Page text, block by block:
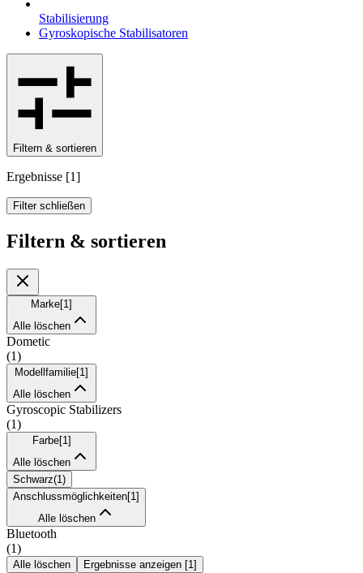
Stabilisierung
Gyroskopische Stabilisatoren
Filtern & sortieren
Ergebnisse [1]
Filter schließen
Filtern & sortieren
Marke[1 ]
Alle löschen
Dometic
(1)
Modellfamilie[1 ]
Alle löschen
Gyroscopic Stabilizers
(1)
Farbe[1 ]
Alle löschen
Schwarz(1 )
Anschlussmöglichkeiten[1 ]
Alle löschen
Bluetooth
(1)
Alle löschen Ergebnisse anzeigen [1 ]